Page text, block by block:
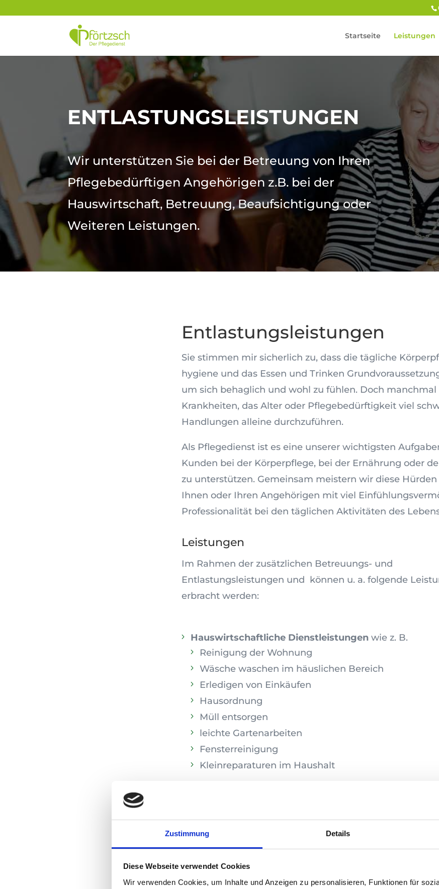
Zustimmung Details
Diese Webseite verwendet Cookies
Wir verwenden Cookies, um Inhalte und Anzeigen zu personalisieren, Funktionen für
Startseite Leistungen
ENTLASTUNGSLEISTUNGEN
Wir unterstützen Sie bei der Betreuung von Ihren
Pflegebedürftigen Angehörigen z.B. bei der
Hauswirtschaft, Betreuung, Beaufsichtigung oder
Weiteren Leistungen.
Entlastungsleistungen
Sie stimmen mir sicherlich zu, dass die tägliche
hygiene und das Essen und Trinken
um sich behaglich und wohl zu fühlen. Doch manchmal
Krankheiten, das Alter oder Pflegebedürftigkeit viel
Handlungen alleine durchzuführen.
Als Pflegedienst ist es eine unserer wichtigsten
Kunden bei der Körperpflege, bei der Ernährung oder
zu unterstützen. Gemeinsam meistern wir diese
Ihnen oder Ihren Angehörigen mit viel
Professionalität bei den täglichen Aktivitäten des
Leistungen
Im Rahmen der zusätzlichen Betreuungs- und
Entlastungsleistungen und können u. a. folgende
erbracht werden:
Hauswirtschaftliche Dienstleistungen wie z. B.
Reinigung der Wohnung
Wäsche waschen im häuslichen Bereich
Erledigen von Einkäufen
Hausordnung
Müll entsorgen
leichte Gartenarbeiten
Fensterreinigung
Kleinreparaturen im Haushalt
Begleitung bei Spaziergängen
Vorlesen von Zeitungen, Büchern u. a.
Weiteres